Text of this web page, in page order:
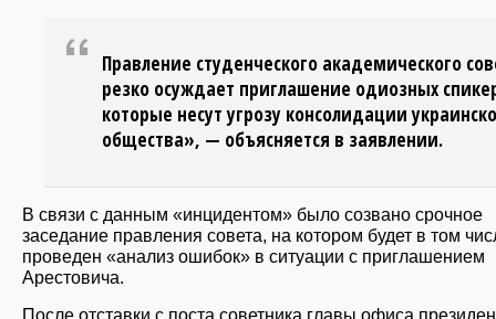
Правление студенческого академического
резко осуждает приглашение одиозных
которые несут угрозу консолидации
общества», — объясняется в заявлении.
В связи с данным «инцидентом» было созвано срочное
заседание правления совета, на котором будет в том
проведен «анализ ошибок» в ситуации с приглашением
Арестовича.
После отставки с поста советника главы офиса